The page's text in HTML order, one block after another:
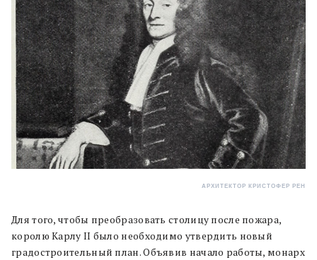
АРХИТЕКТОР КРИСТОФЕР РЕН
Для того, чтобы преобразовать столицу после пожара,
королю Карлу II было необходимо утвердить новый
градостроительный план. Объявив начало работы, монарх